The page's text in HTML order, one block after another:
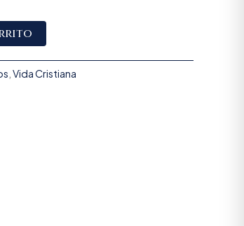
,Vida Cristiana